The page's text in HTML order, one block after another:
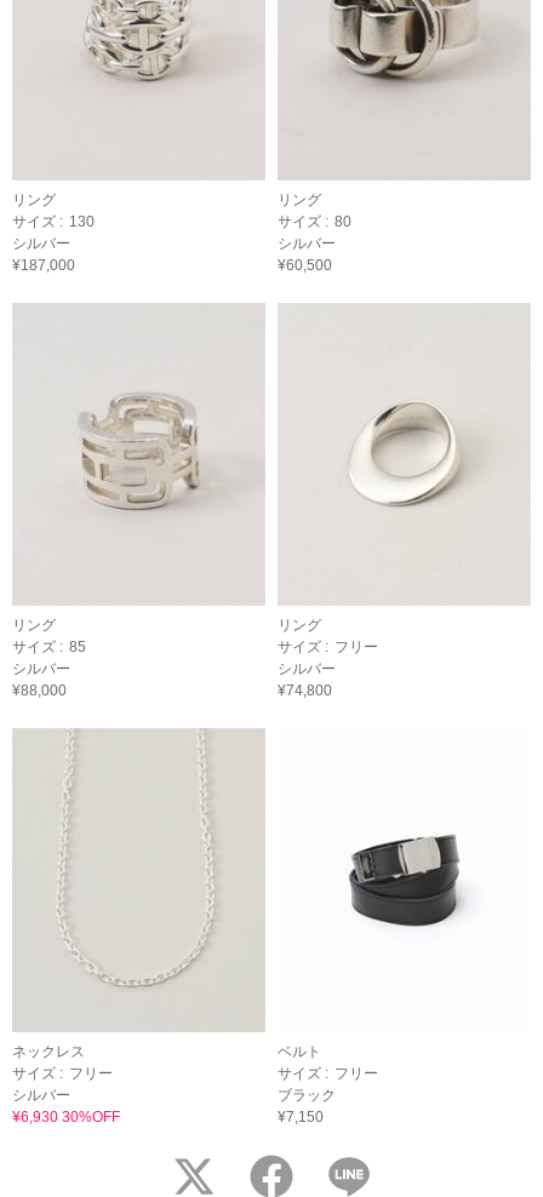
リング
サイズ : 130
シルバー
¥187,000
リング
サイズ : 80
シルバー
¥60,500
リング
サイズ : 85
シルバー
¥88,000
リング
サイズ : フリー
シルバー
¥74,800
ネックレス
サイズ : フリー
シルバー
¥6,930 30%OFF
ベルト
サイズ : フリー
ブラック
¥7,150
twitter facebook